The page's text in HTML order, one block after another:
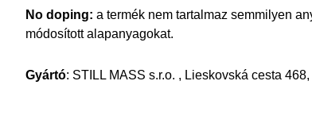
No doping: a termék nem tartalmaz semmilyen
módosított alapanyagokat.
Gyártó: STILL MASS s.r.o. , Lieskovská cesta